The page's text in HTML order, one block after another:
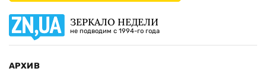
ЗЕРКАЛО НЕДЕЛИ
не подводим с 1994-го года
АРХИВ